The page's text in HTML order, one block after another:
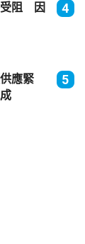
受阻 因
4
應緊
5